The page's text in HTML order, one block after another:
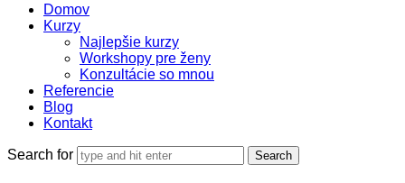
Domov
Kurzy
Najlepšie kurzy
Workshopy pre ženy
Konzultácie so mnou
Referencie
Blog
Kontakt
Search for